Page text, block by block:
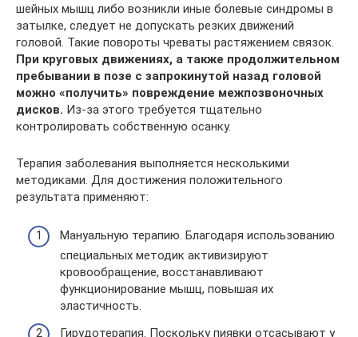
шейных мышц либо возникли иные болевые синдромы в
затылке, следует не допускать резких движений
головой. Такие повороты чреваты растяжением связок.
При круговых движениях, а также продолжительном
пребывании в позе с запрокинутой назад головой
можно «получить» повреждение межпозвоночных
дисков. Из-за этого требуется тщательно
контролировать собственную осанку.
Терапия заболевания выполняется несколькими
методиками. Для достижения положительного
результата применяют:
Мануальную терапию. Благодаря использованию
специальных методик активизируют
кровообращение, восстанавливают
функционирование мышц, повышая их
эластичность.
Гирудотерапия. Поскольку пиявки отсасывают у